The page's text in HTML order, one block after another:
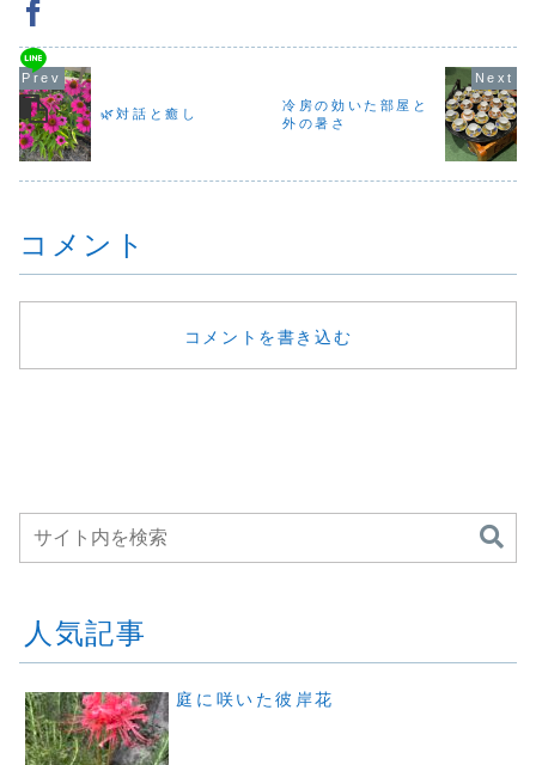
ているのだと思い
ます。名声やお
金、結婚や友情、
誰かの役に立つこ
とや、愛や平和を
願うことも、突き
詰めれば、自分が
安心したいからな
のか...
ベンダー、春の高
客様とお話しなが
ら、その日の気分
ら温まりました。
湯気に包まれなが
ら食べるごはん
意外にも男
が多かった
こと。購入
まではされ
も、歩きな
りの瓶をじ
見...
🌿対話と癒し
冷房の効いた部屋と
外の暑さ
コメント
コメントを書き込む
人気記事
庭に咲いた彼岸花